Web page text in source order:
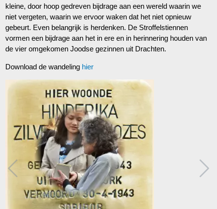
kleine, door hoop gedreven bijdrage aan een wereld waarin we
niet vergeten, waarin we ervoor waken dat het niet opnieuw
gebeurt. Even belangrijk is herdenken. De Stroffelstiennen
vormen een bijdrage aan het in ere en in herinnering houden van
de vier omgekomen Joodse gezinnen uit Drachten.
Download de wandeling hier